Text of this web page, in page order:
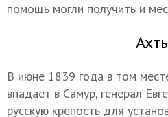
помощь могли получить и
В июне 1839 года в том
впадает в Самур, генерал
русскую крепость для